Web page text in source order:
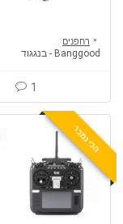
רחפנים
Banggood - בנגגוד
1
הכי נמכר